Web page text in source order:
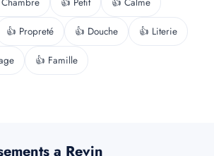
👍 Propreté 👍 Douche 👍 Literie
👍 Famille
a Revin